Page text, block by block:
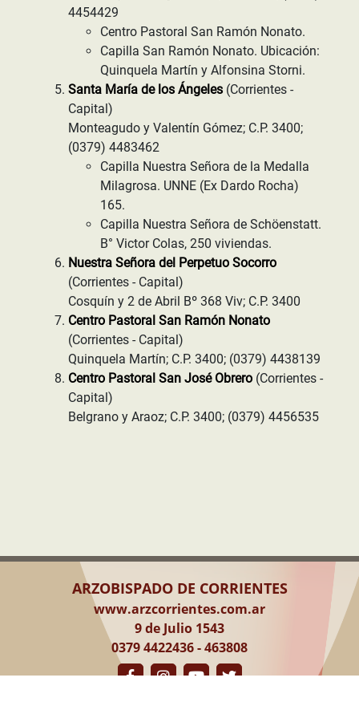
4454429
Centro Pastoral San Ramón Nonato.
Capilla San Ramón Nonato. Ubicación:
Quinquela Martín y Alfonsina Storni.
Santa María de los Ángeles (Corrientes -
Capital)
Monteagudo y Valentín Gómez; C.P. 3400;
(0379) 4483462
Capilla Nuestra Señora de la Medalla
Milagrosa. UNNE (Ex Dardo Rocha)
165.
Capilla Nuestra Señora de Schöenstatt.
B° Victor Colas, 250 viviendas.
Nuestra Señora del Perpetuo Socorro
(Corrientes - Capital)
Cosquín y 2 de Abril Bº 368 Viv; C.P. 3400
Centro Pastoral San Ramón Nonato
(Corrientes - Capital)
Quinquela Martín; C.P. 3400; (0379) 4438139
Centro Pastoral San José Obrero (Corrientes -
Capital)
Belgrano y Araoz; C.P. 3400; (0379) 4456535
ARZOBISPADO DE CORRIENTES
www.arzcorrientes.com.ar
9 de Julio 1543
0379 4422436 - 463808